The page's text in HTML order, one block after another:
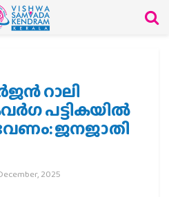
റാലി
പട്ടികയില്‍
ജനജാതി
2025